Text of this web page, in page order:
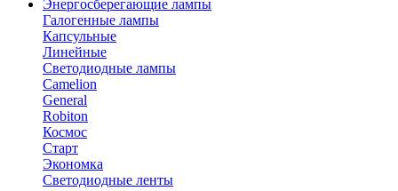
Энергосберегающие лампы
Галогенные лампы
Капсульные
Линейные
Светодиодные лампы
Camelion
General
Robiton
Космос
Старт
Экономка
Светодиодные ленты